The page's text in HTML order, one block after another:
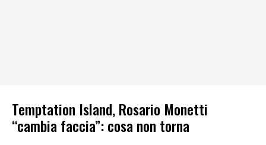
Temptation Island, Rosario Monetti
“cambia faccia”: cosa non torna